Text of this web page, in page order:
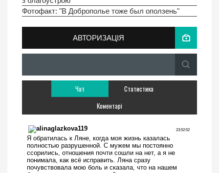
Фотофакт: "В Доброполье тоже был оползень"
АВТОРИЗАЦІЯ
Чат
Статистика
Коментарі